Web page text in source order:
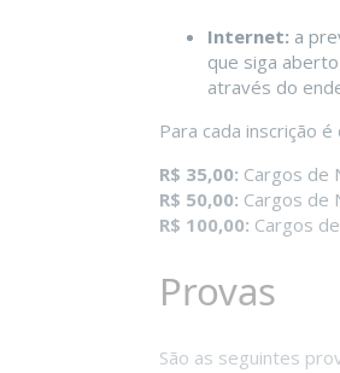
Internet: a
que siga
através do
Para cada inscrição
R$ 35,00: Cargos de
R$ 50,00: Cargos de
R$ 100,00: Cargos
Provas
São as seguintes